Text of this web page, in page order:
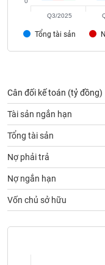
Tổng tài sản
Q3/2025
Cân đối kế toán (tỷ đồng)
Tài sản ngắn hạn
Tổng tài sản
Nợ phải trả
Nợ ngắn hạn
Vốn chủ sở hữu
Công
tư
Truyền
thông
tài
chính